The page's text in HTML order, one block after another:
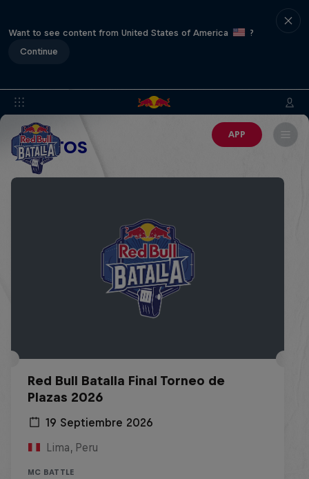
Want to see content from United States of America
?
Continue
APP
EVENTOS
Red Bull Batalla Final Torneo de
Plazas 2026
19 Septiembre 2026
Lima, Peru
MC BATTLE